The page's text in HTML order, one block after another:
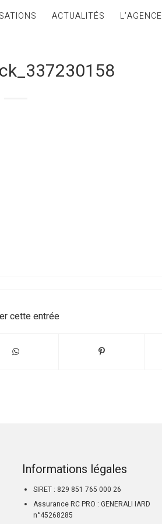
ACTUALITÉS L’AGENCE
cette entrée
Informations légales
SIRET : 829 851 765 000 26
Assurance RC PRO : GENERALI IARD
n°45268285